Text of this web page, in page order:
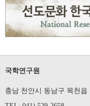
국학연구원
충남 천안시 동남구 목천읍